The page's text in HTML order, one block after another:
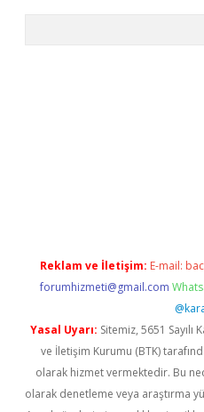
Reklam ve İletişim: E-mail:
forumhizmeti@gmail.com
Yasal Uyarı: Sitemiz, 5651
ve İletişim Kurumu (BTK)
olarak hizmet vermektedir. Bu
olarak denetleme veya araştırma